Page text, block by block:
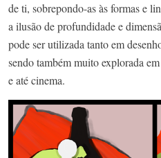
de ti, sobrepondo-as às formas e
a ilusão de profundidade e
pode ser utilizada tanto em
sendo também muito explorada
e até cinema.